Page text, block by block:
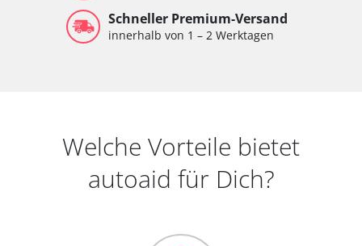
Schneller Premium-Versand
innerhalb von 1 – 2 Werktagen
Welche Vorteile bietet
autoaid für Dich?